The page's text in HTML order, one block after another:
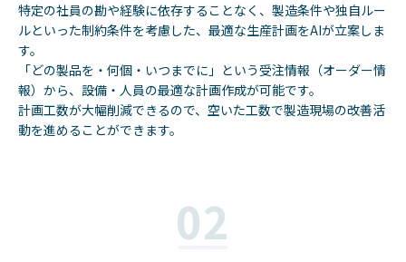
特定の社員の勘や経験に依存することなく、製造条件や独自ルー
ルといった制約条件を考慮した、最適な生産計画をAIが立案しま
す。
「どの製品を・何個・いつまでに」という受注情報（オーダー情
報）から、設備・人員の最適な計画作成が可能です。
計画工数が大幅削減できるので、空いた工数で製造現場の改善活
動を進めることができます。
02